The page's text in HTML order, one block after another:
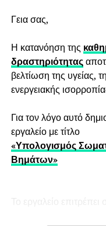
Γεια σας,
Η κατανόηση της
δραστηριότητας
βελτίωση της υγείας,
ενεργειακής
Για τον λόγο αυτό
εργαλείο με τίτλο
«Υπολογισμός
Βημάτων»